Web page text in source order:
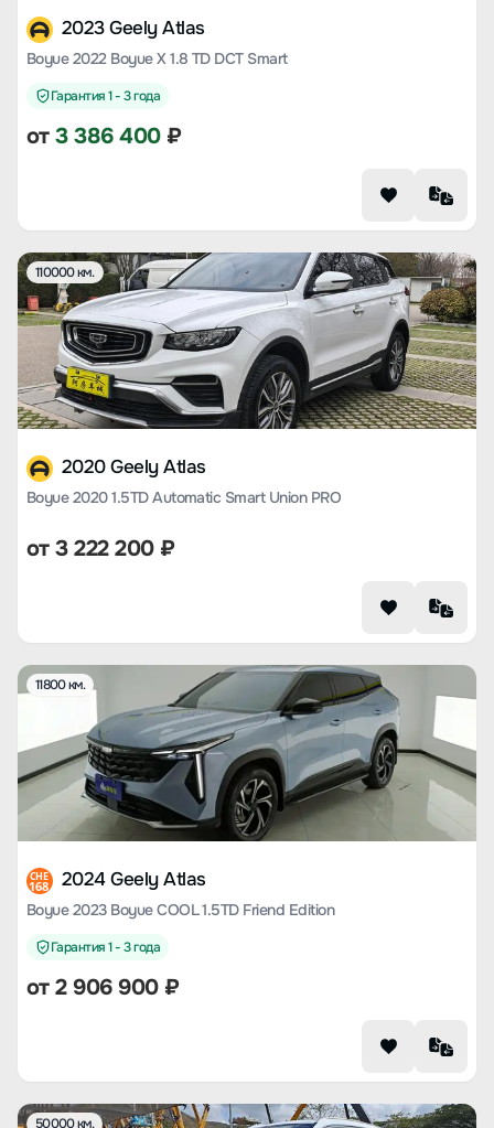
2023 Geely Atlas
Boyue 2022 Boyue X 1.8 TD DCT Smart
Гарантия 1 - 3 года
от3 386 400₽
110000 км.
2020 Geely Atlas
Boyue 2020 1.5TD Automatic Smart Union PRO
от3 222 200₽
11800 км.
CHE
168 2024 Geely Atlas
Boyue 2023 Boyue COOL 1.5TD Friend Edition
Гарантия 1 - 3 года
от2 906 900₽
50000 км.